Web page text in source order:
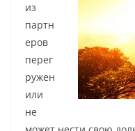
из
партн
еров
перег
ружен
или
не